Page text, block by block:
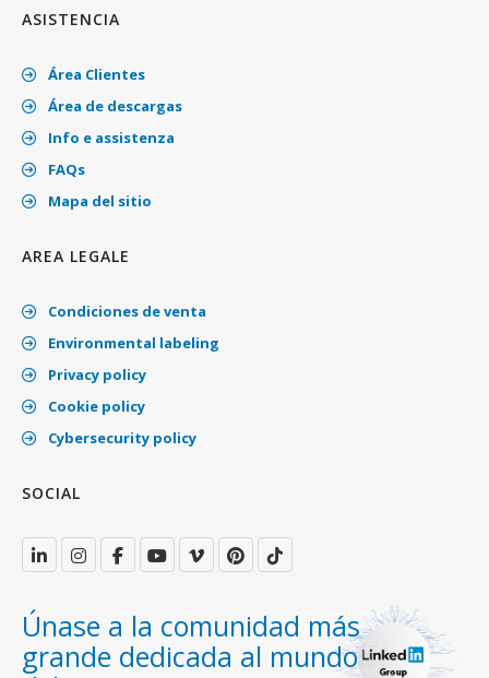
ASISTENCIA
Área Clientes
Área de descargas
Info e assistenza
FAQs
Mapa del sitio
AREA LEGALE
Condiciones de venta
Environmental labeling
Privacy policy
Cookie policy
Cybersecurity policy
SOCIAL
Únase a la comunidad más
grande dedicada al mundo